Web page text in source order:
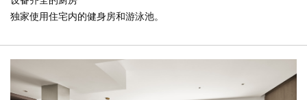
独家使用住宅内的健身房和游泳池。